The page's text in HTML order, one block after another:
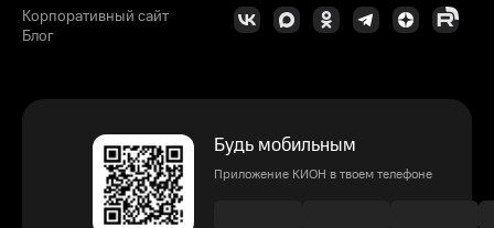
Корпоративный сайт
Блог
Будь мобильным
Приложение КИОН в твоем телефоне